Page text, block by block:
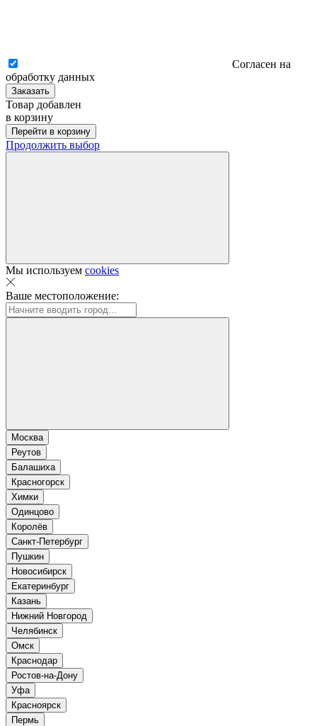
Согласен на
обработку данных
Заказать
Товар добавлен
в корзину
Перейти в корзину
Продолжить выбор
Мы используем cookies
Ваше местоположение:
Москва
Реутов
Балашиха
Красногорск
Химки
Одинцово
Королёв
Санкт-Петербург
Пушкин
Новосибирск
Екатеринбург
Казань
Нижний Новгород
Челябинск
Омск
Краснодар
Ростов-на-Дону
Уфа
Красноярск
Пермь